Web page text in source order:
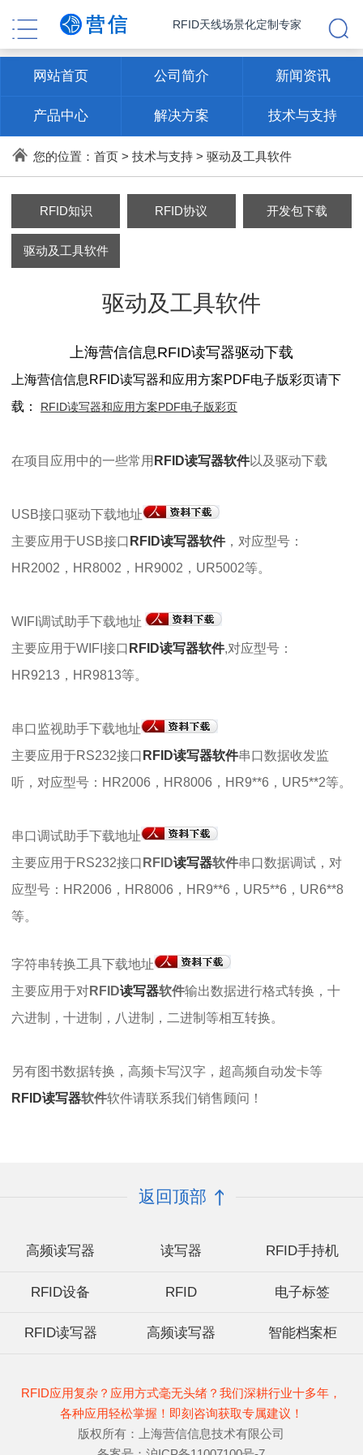
RFID天线场景化定制专家
网站首页 公司简介 新闻资讯
产品中心 解决方案 技术与支持
联系方式
您的位置： 首页> 技术与支持> 驱动及工具软件
RFID知识 RFID协议 开发包下载
驱动及工具软件
驱动及工具软件
上海营信信息RFID读写器驱动下载
上海营信信息RFID读写器和应用方案PDF电子版彩页请下
载： RFID读写器和应用方案PDF电子版彩页
在项目应用中的一些常用 RFID读写器软件以及驱动下载
USB接口驱动下载地址
主要应用于USB接口 RFID读写器软件，对应型号：
HR2002，HR8002，HR9002，UR5002等。
WIFI调试助手下载地址
主要应用于WIFI接口 RFID读写器软件,对应型号：
HR9213，HR9813等。
串口监视助手下载地址
主要应用于RS232接口 RFID读写器软件串口数据收发监
听，对应型号：HR2006，HR8006，HR9**6，UR5**2等。
串口调试助手下载地址
主要应用于RS232接口 RFID读写器软件串口数据调试，对
应型号：HR2006，HR8006，HR9**6，UR5**6，UR6**8
等。
字符串转换工具下载地址
主要应用于对RFID读写器软件输出数据进行格式转换，十
六进制，十进制，八进制，二进制等相互转换。
另有图书数据转换，高频卡写汉字，超高频自动发卡等
RFID读写器软件软件请联系我们销售顾问！
返回顶部
高频读写器 读写器 RFID手持机
RFID设备 RFID 电子标签
RFID读写器 高频读写器 智能档案柜
RFID应用复杂？应用方式毫无头绪？我们深耕行业十多年，
各种应用轻松掌握！即刻咨询获取专属建议！
版权所有：上海营信信息技术有限公司